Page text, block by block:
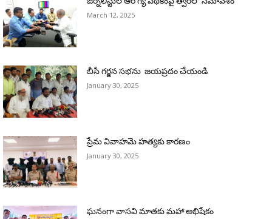
March 12, 2025
బీసీ గర్జన సభను జయప్రదం చేయండి
January 30, 2025
ప్రేమ వివాహమె హత్యకు కారణం
January 30, 2025
ఘనంగా వాసవి మాతకు మహా అభిషేకం